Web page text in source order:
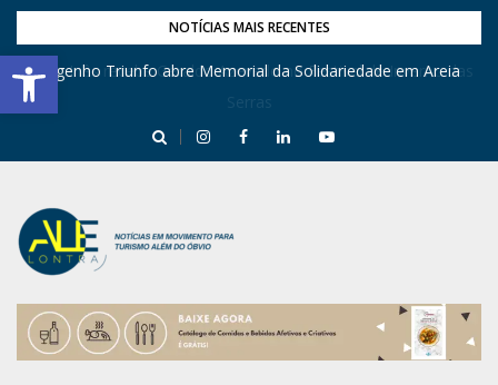
Barra de Ferramentas Aberta
NOTÍCIAS MAIS RECENTES
Engenho Triunfo abre Memorial da Solidariedade em Areia